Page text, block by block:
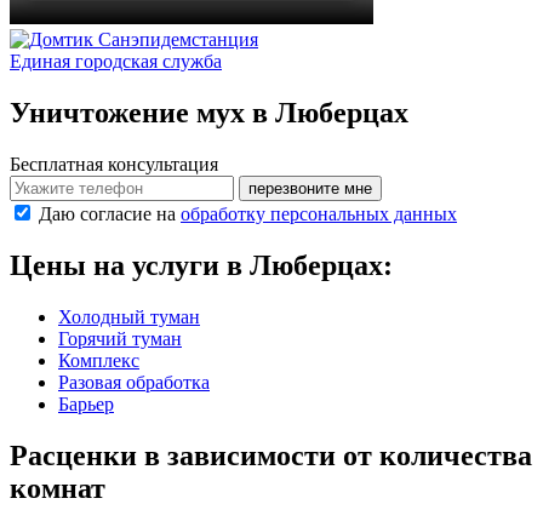
Санэпидемстанция
Единая городская служба
Уничтожение мух в Люберцах
Бесплатная консультация
перезвоните мне
Даю согласие на обработку персональных данных
Цены на услуги в Люберцах:
Холодный туман
Горячий туман
Комплекс
Разовая обработка
Барьер
Расценки в зависимости от количества
комнат